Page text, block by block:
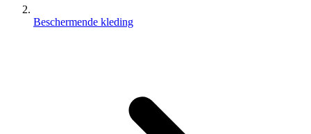
Beschermende kleding